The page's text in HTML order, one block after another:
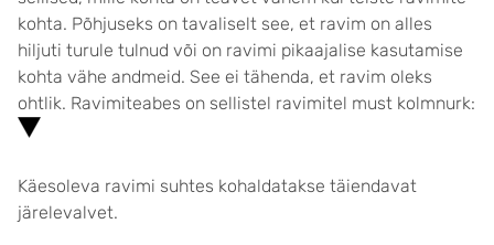
kohta. Põhjuseks on tavaliselt see, et ravim on alles
hiljuti turule tulnud või on ravimi pikaajalise kasutamise
kohta vähe andmeid. See ei tähenda, et ravim oleks
ohtlik. Ravimiteabes on sellistel ravimitel must kolmnurk:
Käesoleva ravimi suhtes kohaldatakse täiendavat
järelevalvet.